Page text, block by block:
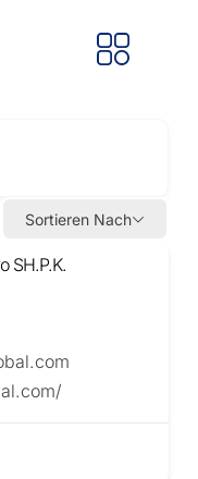
Sortieren Nach
SH.P.K.